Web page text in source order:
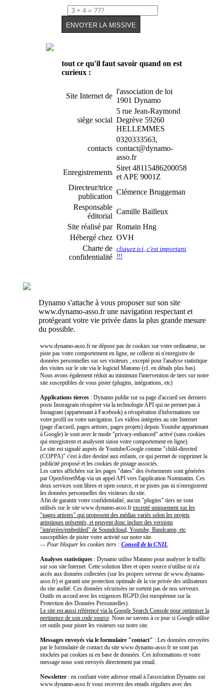
tout ce qu'il faut savoir quand on est
curieux :
Site Internet de
l'association de loi
1901 Dynamo
siège social
5 rue Jean-Raymond
Degrève 59260
HELLEMMES
contacts
0320333563,
contact@dynamo-
asso.fr
Enregistrements
Siret 48115486200058
et APE 9001Z
Directeur/trice
publication
Clémence Bruggeman
Responsable
éditorial
Camille Bailleux
Site réalisé par Romain Hng
Hébergé chez OVH
Charte de
confidentialité
cliquez ici, c'est important
!!!
Dynamo s'attache à vous proposer sur son site
www.dynamo-asso.fr une navigation respectant et
protégeant votre vie privée dans la plus grande mesure
du possible.
www.dynamo-asso.fr ne dépose pas de cookies sur votre ordinateur, ne
piste pas votre comportement en ligne, ne collecte ni n'enregistre de
données personnelles sur ses visiteurs ; excepté pour l'analyse statistique
des visites sur le site via le logiciel Matomo (cf. en détails plus bas).
Nous avons également réduit au minimum l'intervention de tiers sur notre
site susceptibles de vous pister (plugins, intégrations, etc)
Applications tierces : Dynamo publie sur sa page d'accueil ses derniers
posts Instragram récupérer via la technologie API qui ne permet pas à
Instagram (appartenant à Facebook) a récupération d'informations sur
votre profil ou votre navigation. Les vidéos intégrées au site Internet
(page d'accueil, pages artistes, pages projets) depuis Youtube appartenant
à Google) le sont avec le mode "privacy-enhanced" activé (sans cookies
qui enregistrent et analysent sinon votre comportement en ligne).
Le site est signalé auprès de Youtube/Google comme "child-directed
(COPPA)" c'est à dire destiné aux enfants, ce qui permet de supprimer la
publicité proposé et les cookies de pistage associés.
Les cartes affichées sur les pages "dates" des événements sont générées
par OpenStreetMap via un appel API vers l'application Nominatim. Ces
deux services sont libres et open source, et ne pistes pas ni n'enregistrent
les données personnelles des visiteurs du site.
Afin de garantir votre confidentialité, aucun "plugins" tiers ne sont
utilisés sur le site www.dynamo-asso.fr excepté uniquement sur les
"pages artistes" qui proposent des médias variés selon les projets
artistiques présentés, et peuvent donc inclure des versions
"intégrées/embedded" de Soundcloud, Youtube, Bandcamp, etc
susceptibles de pister votre activité sur notre site.
— Pour bloquer les cookies tiers : Conseil de la CNIL
Analyses statistiques : Dynamo utilise Matamo pour analyser le traffic
sur son site Internet. Cette solution libre et open source n'utilise ni n'a
accès aux données collectées (sur les propres serveur de www.dynamo-
asso.fr) et garanti une protection optimale de la vie privée des utilisateurs
du site audité. Ces données sécurisées ne sortent pas de nos serveurs.
Outils en accord avec les exigences RGPD (loi européenne sur la
Protection des Données Personnelles).
Le site est aussi référencé via la Google Search Console pour optimiser la
pertinence de son code source. Nous ne savons à ce jour si Google utilise
cet outils pour pister les visiteurs sur notre site.
Messages envoyés via le formulaire "contact" : Les données envoyées
par le formulaire de contact du site www.dynamo-asso.fr ne sont pas
stockées par cookies ni en base de données. Ces informations et votre
message nous sont envoyés directement par email.
Newsletter : en confiant votre adresse email à l'association Dynamo sur
www.dynamo-asso.fr vous recevrez des emails réguliers avec des